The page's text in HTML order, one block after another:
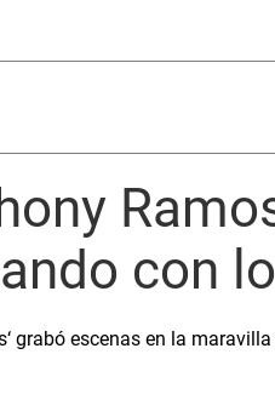
con
grabó escenas en la